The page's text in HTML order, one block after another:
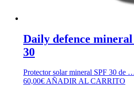
Daily defence mineral
30
Protector solar mineral SPF 30 de
60,00€AÑADIR AL CARRITO